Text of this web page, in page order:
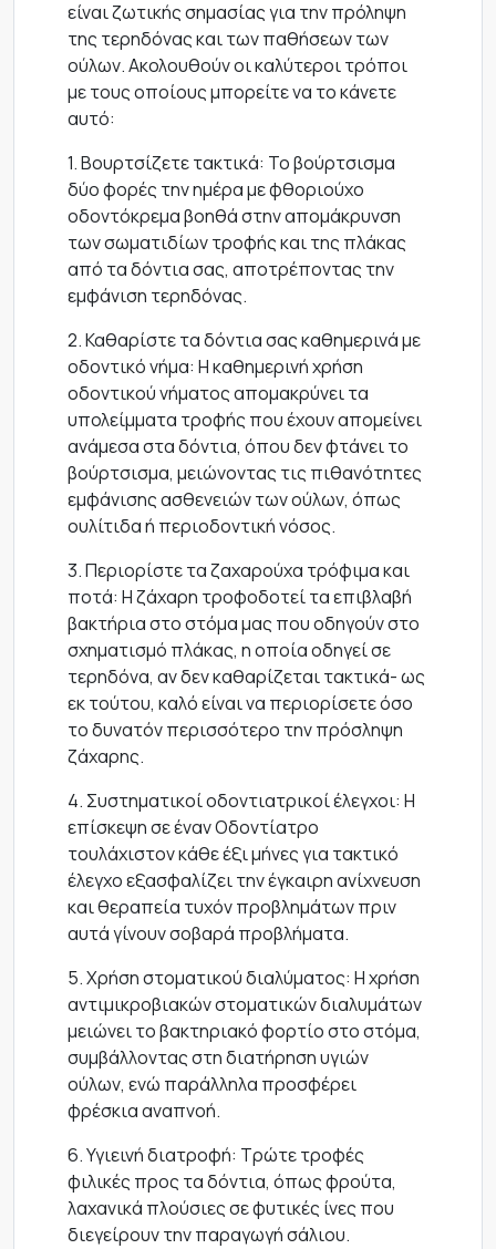
είναι ζωτικής σημασίας για την πρόληψη
της τερηδόνας και των παθήσεων των
ούλων. Ακολουθούν οι καλύτεροι τρόποι
με τους οποίους μπορείτε να το κάνετε
αυτό:
1. Βουρτσίζετε τακτικά: Το βούρτσισμα
δύο φορές την ημέρα με φθοριούχο
οδοντόκρεμα βοηθά στην απομάκρυνση
των σωματιδίων τροφής και της πλάκας
από τα δόντια σας, αποτρέποντας την
εμφάνιση τερηδόνας.
2. Καθαρίστε τα δόντια σας καθημερινά με
οδοντικό νήμα: Η καθημερινή χρήση
οδοντικού νήματος απομακρύνει τα
υπολείμματα τροφής που έχουν απομείνει
ανάμεσα στα δόντια, όπου δεν φτάνει το
βούρτσισμα, μειώνοντας τις πιθανότητες
εμφάνισης ασθενειών των ούλων, όπως
ουλίτιδα ή περιοδοντική νόσος.
3. Περιορίστε τα ζαχαρούχα τρόφιμα και
ποτά: Η ζάχαρη τροφοδοτεί τα επιβλαβή
βακτήρια στο στόμα μας που οδηγούν στο
σχηματισμό πλάκας, η οποία οδηγεί σε
τερηδόνα, αν δεν καθαρίζεται τακτικά- ως
εκ τούτου, καλό είναι να περιορίσετε όσο
το δυνατόν περισσότερο την πρόσληψη
ζάχαρης.
4. Συστηματικοί οδοντιατρικοί έλεγχοι: Η
επίσκεψη σε έναν Οδοντίατρο
τουλάχιστον κάθε έξι μήνες για τακτικό
έλεγχο εξασφαλίζει την έγκαιρη ανίχνευση
και θεραπεία τυχόν προβλημάτων πριν
αυτά γίνουν σοβαρά προβλήματα.
5. Χρήση στοματικού διαλύματος: Η χρήση
αντιμικροβιακών στοματικών διαλυμάτων
μειώνει το βακτηριακό φορτίο στο στόμα,
συμβάλλοντας στη διατήρηση υγιών
ούλων, ενώ παράλληλα προσφέρει
φρέσκια αναπνοή.
6. Υγιεινή διατροφή: Τρώτε τροφές
φιλικές προς τα δόντια, όπως φρούτα,
λαχανικά πλούσιες σε φυτικές ίνες που
διεγείρουν την παραγωγή σάλιου.